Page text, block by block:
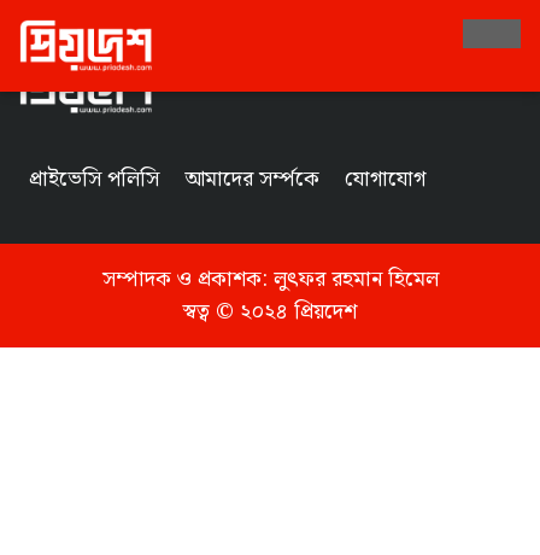
Tag
প্রাইভেসি পলিসি আমাদের সর্ম্পকে যোগাযোগ
সম্পাদক ও প্রকাশক: লুৎফর রহমান হিমেল
স্বত্ব © ২০২৪ প্রিয়দেশ